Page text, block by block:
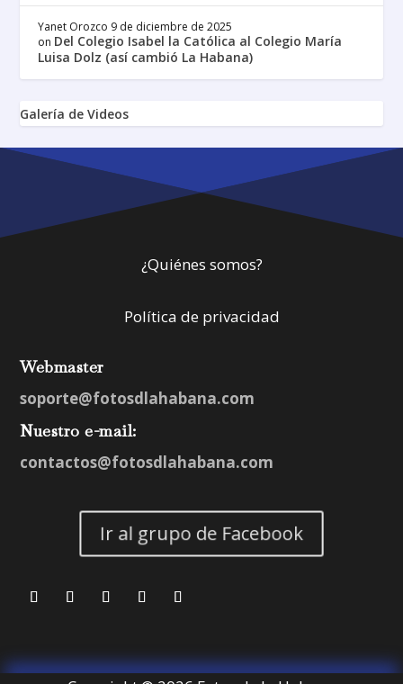
Yanet Orozco 9 de diciembre de 2025
on Del Colegio Isabel la Católica al Colegio María
Luisa Dolz (así cambió La Habana)
Galería de Videos
¿Quiénes somos?
Política de privacidad
Webmaster
soporte@fotosdlahabana.com
Nuestro e-mail:
contactos@fotosdlahabana.com
Ir al grupo de Facebook